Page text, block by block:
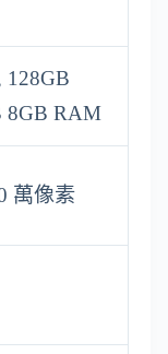
128GB
8GB RAM
萬像素